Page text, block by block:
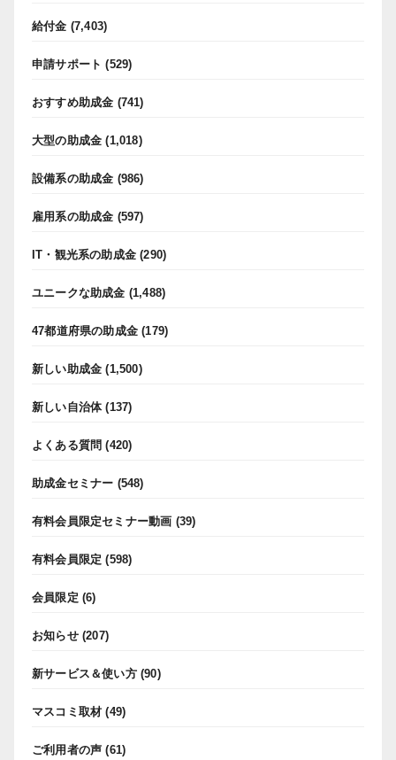
給付金 (7,403)
申請サポート (529)
おすすめ助成金 (741)
大型の助成金 (1,018)
設備系の助成金 (986)
雇用系の助成金 (597)
IT・観光系の助成金 (290)
ユニークな助成金 (1,488)
47都道府県の助成金 (179)
新しい助成金 (1,500)
新しい自治体(137)
よくある質問 (420)
助成金セミナー (548)
有料会員限定セミナー動画 (39)
有料会員限定 (598)
会員限定 (6)
お知らせ(207)
新サービス＆使い方(90)
マスコミ取材 (49)
ご利用者の声 (61)